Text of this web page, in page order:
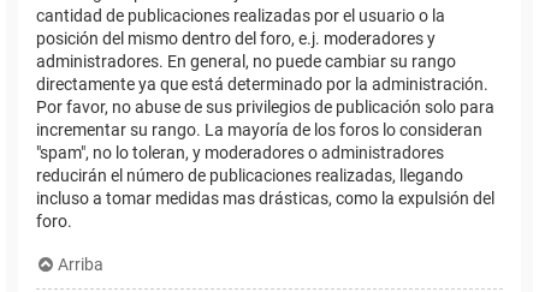
cantidad de publicaciones realizadas por el usuario o la
posición del mismo dentro del foro, e.j. moderadores y
administradores. En general, no puede cambiar su rango
directamente ya que está determinado por la administración.
Por favor, no abuse de sus privilegios de publicación solo para
incrementar su rango. La mayoría de los foros lo consideran
"spam", no lo toleran, y moderadores o administradores
reducirán el número de publicaciones realizadas, llegando
incluso a tomar medidas mas drásticas, como la expulsión del
foro.
Arriba